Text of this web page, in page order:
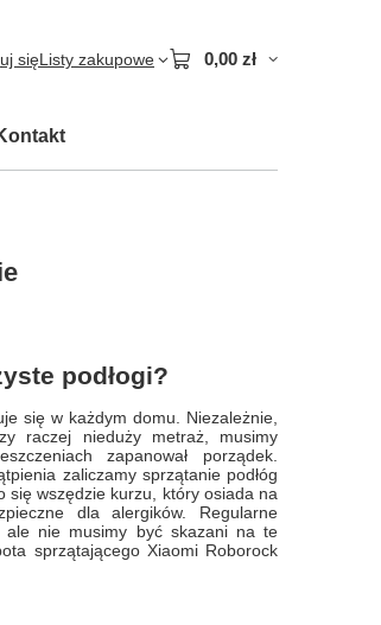
sięListy zakupowe 0,00 zł
podłogi?
się w każdym domu. Niezależnie,
raczej nieduży metraż, musimy
zapanował porządek.
zaliczamy sprzątanie podłóg
się wszędzie kurzu, który osiada na
dla alergików. Regularne
ale nie musimy być skazani na te
sprzątającego Xiaomi Roborock